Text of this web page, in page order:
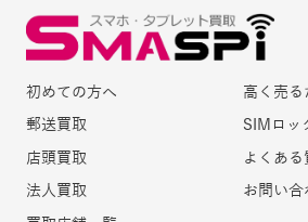
初めての方へ
郵送買取
店頭買取
法人買取
高く売る
SIMロッ
よくある
お問い合